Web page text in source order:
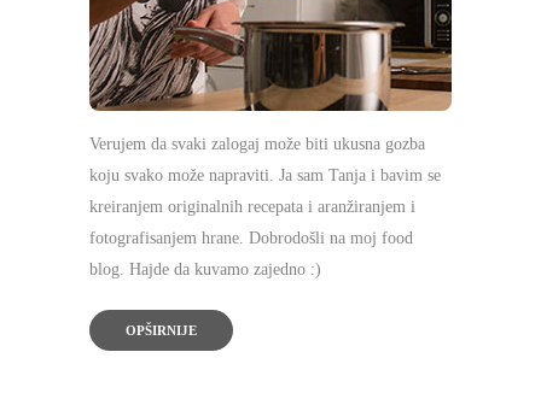
Verujem da svaki zalogaj može biti ukusna gozba
koju svako može napraviti. Ja sam Tanja i bavim se
kreiranjem originalnih recepata i aranžiranjem i
fotografisanjem hrane. Dobrodošli na moj food
blog. Hajde da kuvamo zajedno :)
OPŠIRNIJE